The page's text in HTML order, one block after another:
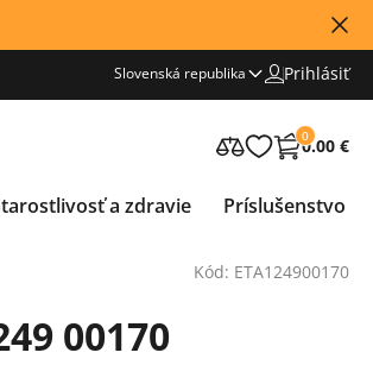
Slovenská republika Prihlásiť
0
0.00 €
a zdravie Príslušenstvo
Kód: ETA124900170
00170